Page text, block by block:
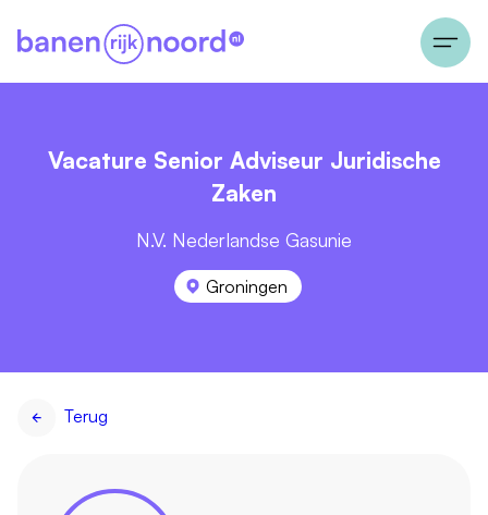
Vacature Senior Adviseur Juridische
Zaken
N.V. Nederlandse Gasunie
Groningen
Terug